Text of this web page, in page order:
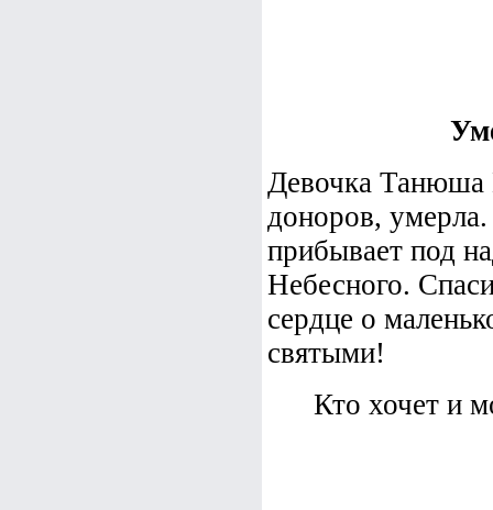
Девочка Танюша
доноров,
прибывает под
Небесного.
сердце о
святыми!
Кто хочет и